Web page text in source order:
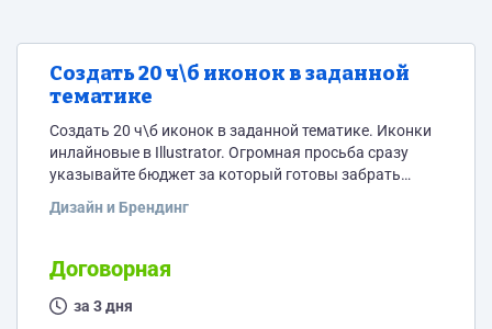
Создать 20 ч\б иконок в заданной
тематике
Создать 20 ч\б иконок в заданной тематике. Иконки
инлайновые в Illustrator. Огромная просьба сразу
указывайте бюджет за который готовы забрать
Дизайн и Брендинг
Договорная
за 3 дня